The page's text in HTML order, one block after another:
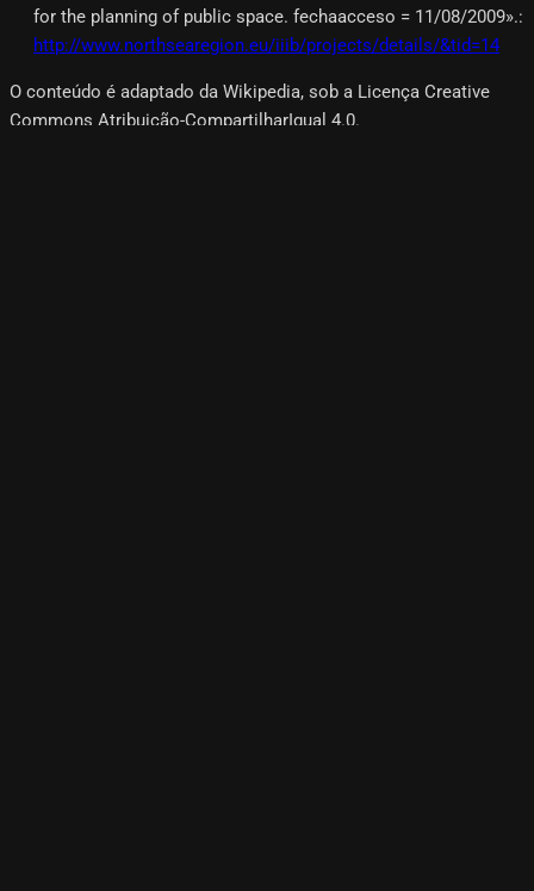
for the planning of public space. fechaacceso = 11/08/2009».:
http://www.northsearegion.eu/iiib/projects/details/&tid=14
O conteúdo é adaptado da Wikipedia, sob a Licença Creative
Commons Atribuição-CompartilharIgual 4.0.